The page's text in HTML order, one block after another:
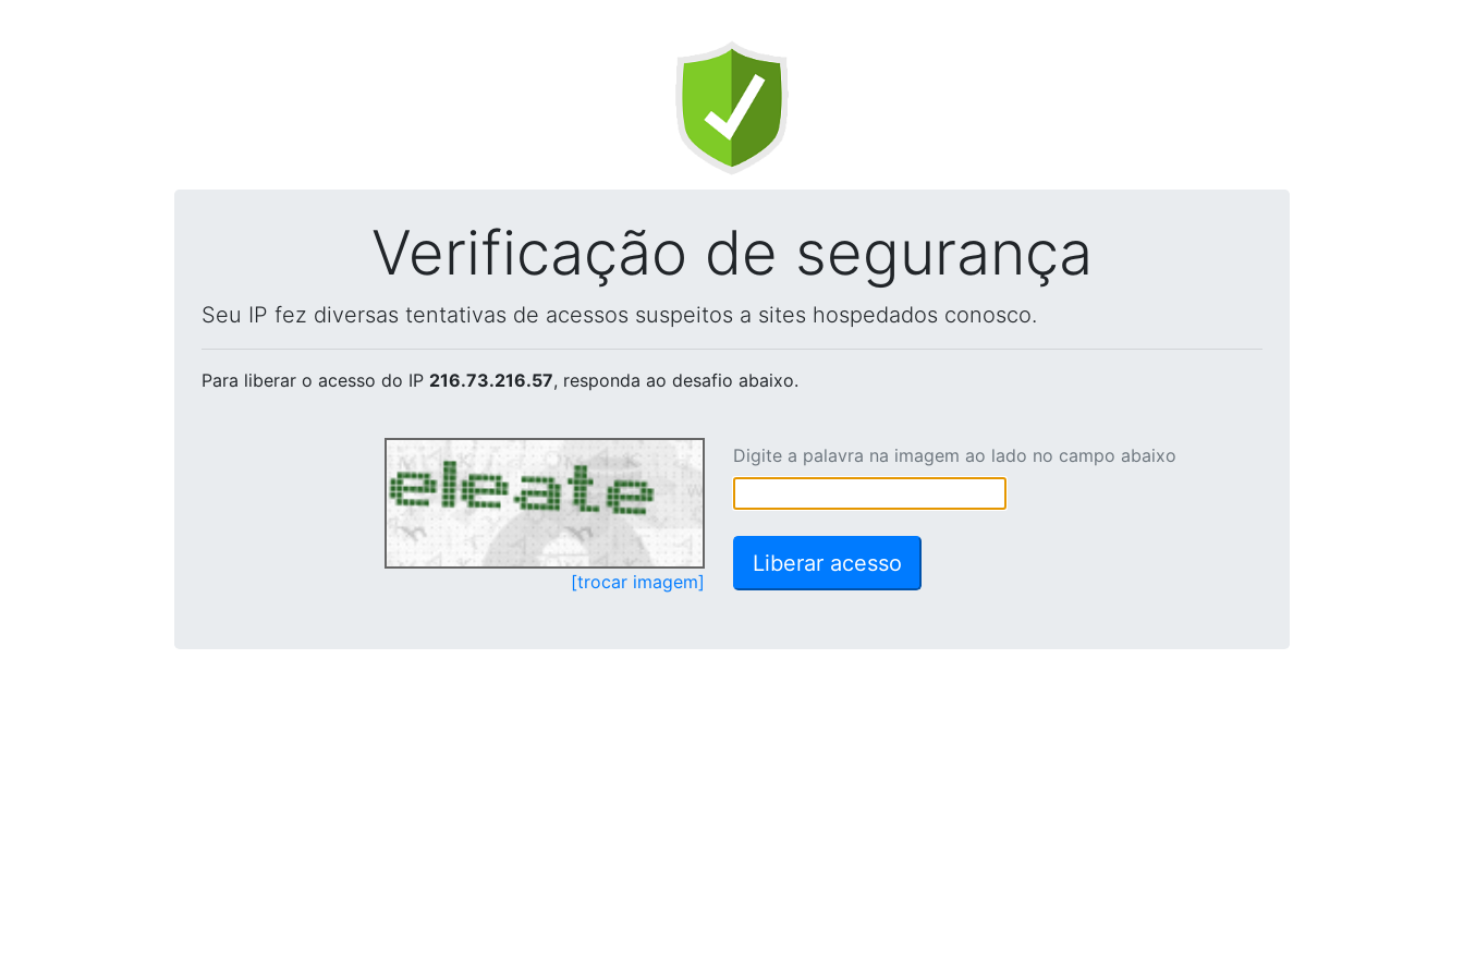
Verificação de segurança
Seu IP fez diversas tentativas de acessos suspeitos a sites hospedados conosco.
Para liberar o acesso do IP 216.73.216.57, responda ao desafio abaixo.
[trocar imagem]
Digite a palavra na imagem ao lado no campo abaixo